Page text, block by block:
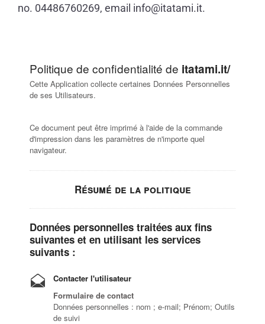
no. 04486760269, email info@itatami.it.
Politique de confidentialité de itatami.it/
Cette Application collecte certaines Données Personnelles
de ses Utilisateurs.
Ce document peut être imprimé à l'aide de la commande
d'impression dans les paramètres de n'importe quel
navigateur.
Résumé de la politique
Données personnelles traitées aux fins
suivantes et en utilisant les services
suivants :
Contacter l'utilisateur
Formulaire de contact
Données personnelles : nom ; e-mail; Prénom; Outils
de suivi